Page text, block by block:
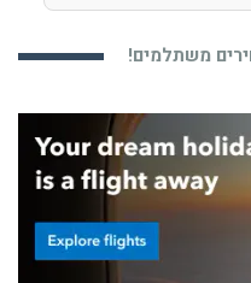
משתלמים!